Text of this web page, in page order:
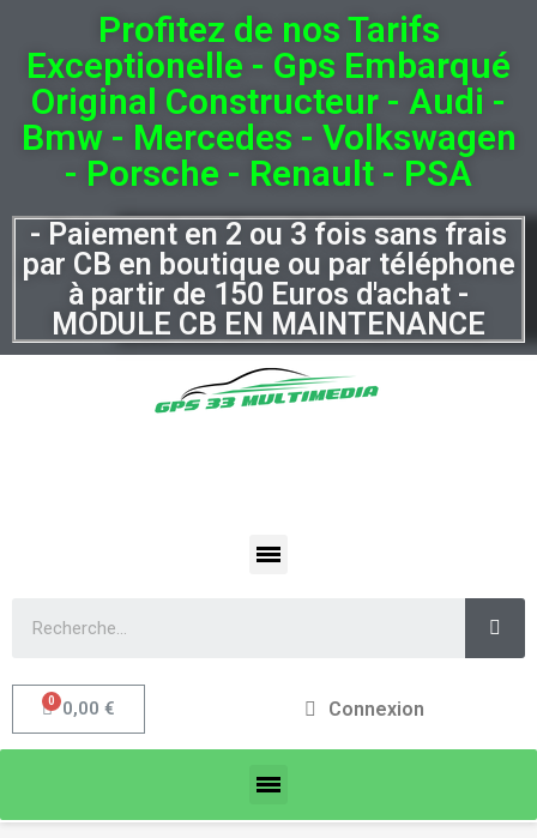
Profitez de nos Tarifs
Exceptionelle - Gps Embarqué
Original Constructeur - Audi -
Bmw - Mercedes - Volkswagen
- Porsche - Renault - PSA
- Paiement en 2 ou 3 fois sans frais
par CB en boutique ou par téléphone
à partir de 150 Euros d'achat -
MODULE CB EN MAINTENANCE
0,00 € Connexion